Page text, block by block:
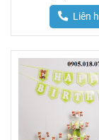
Liên